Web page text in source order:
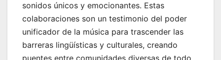
sonidos únicos y emocionantes. Estas
colaboraciones son un testimonio del poder
unificador de la música para trascender las
barreras lingüísticas y culturales, creando